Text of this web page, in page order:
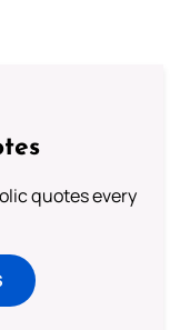
quotes every